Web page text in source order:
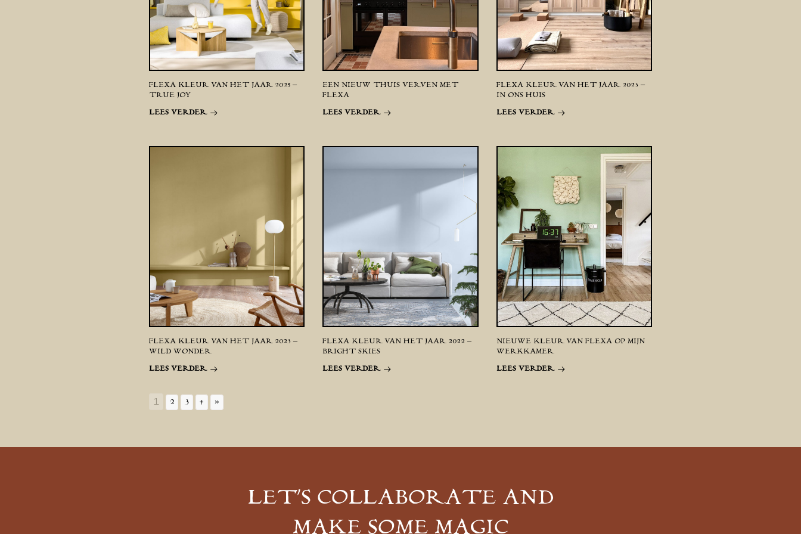
1 2 3 4 »
FLEXA KLEUR VAN HET JAAR 2025 –
TRUE JOY
LEES VERDER
EEN NIEUW THUIS VERVEN MET
FLEXA
LEES VERDER
FLEXA KLEUR VAN HET JAAR 2023 –
IN ONS HUIS
LEES VERDER
FLEXA KLEUR VAN HET JAAR 2023 –
WILD WONDER
LEES VERDER
FLEXA KLEUR VAN HET JAAR 2022 –
BRIGHT SKIES
LEES VERDER
NIEUWE KLEUR VAN FLEXA OP MIJN
WERKKAMER
LEES VERDER
LET’S COLLABORATE AND
MAKE SOME MAGIC